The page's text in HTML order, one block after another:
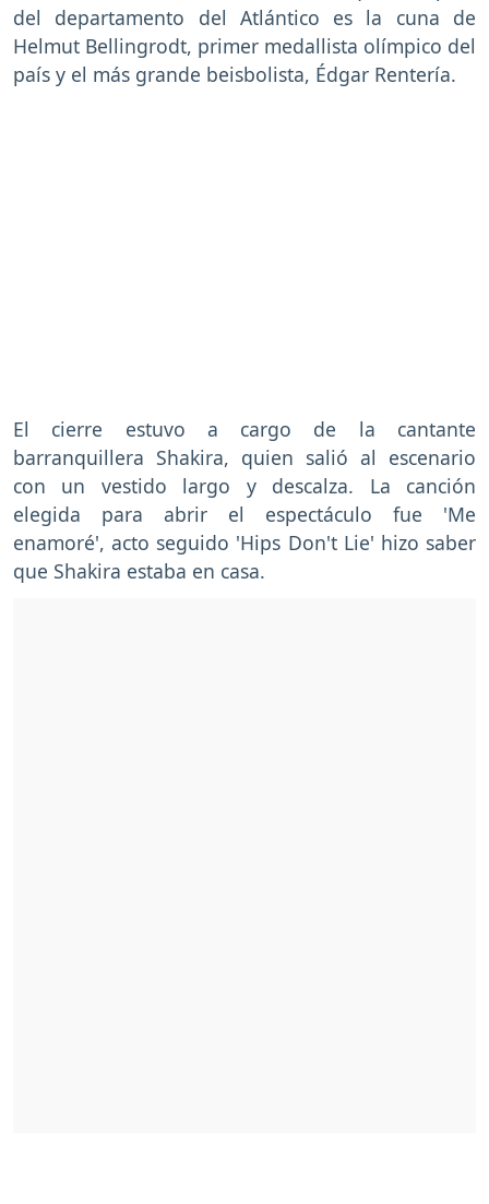
del departamento del Atlántico es la cuna de
Helmut Bellingrodt, primer medallista olímpico del
país y el más grande beisbolista, Édgar Rentería.
El cierre estuvo a cargo de la cantante
barranquillera Shakira, quien salió al escenario
con un vestido largo y descalza. La canción
elegida para abrir el espectáculo fue 'Me
enamoré', acto seguido 'Hips Don't Lie' hizo saber
que Shakira estaba en casa.